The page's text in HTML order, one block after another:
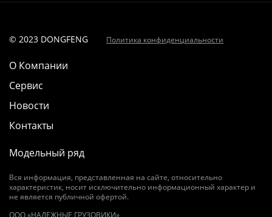
© 2023 DONGFENG Политика конфиденциальности
О Компании
Сервис
Новости
Контакты
Модельный ряд
Вся информация, представленная на сайте, относительно
характеристик, носит исключительно информационный характер и
не является публичной офертой.